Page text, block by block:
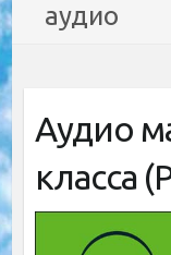
аудио
Аудио
класса